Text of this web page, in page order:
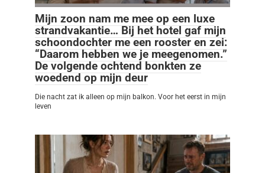
Mijn zoon nam me mee op een luxe
strandvakantie… Bij het hotel gaf mijn
schoondochter me een rooster en zei:
“Daarom hebben we je meegenomen.”
De volgende ochtend bonkten ze
woedend op mijn deur
Die nacht zat ik alleen op mijn balkon. Voor het eerst in mijn
leven